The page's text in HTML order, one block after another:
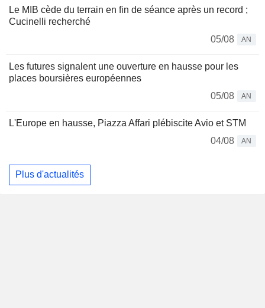
Le MIB cède du terrain en fin de séance après un record ;
Cucinelli recherché
05/08
AN
Les futures signalent une ouverture en hausse pour les
places boursières européennes
05/08
AN
L'Europe en hausse, Piazza Affari plébiscite Avio et STM
04/08
AN
Plus d'actualités